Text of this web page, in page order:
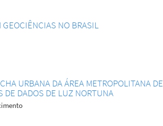
NO BRASIL
URBANA DA ÁREA METROPOLITANA DE
DE DADOS DE LUZ NORTUNA